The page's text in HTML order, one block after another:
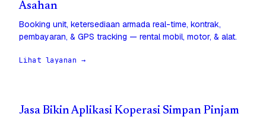
Asahan
Booking unit, ketersediaan armada real-time, kontrak,
pembayaran, & GPS tracking — rental mobil, motor, & alat.
Lihat layanan →
Jasa Bikin Aplikasi Koperasi Simpan Pinjam